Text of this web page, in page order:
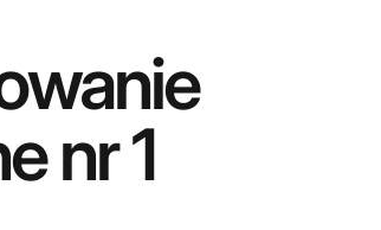
nr 1